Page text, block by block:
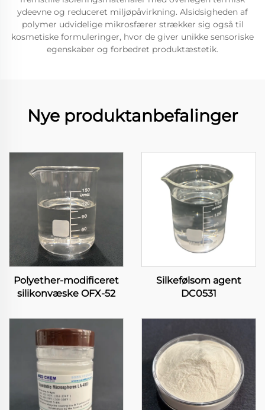
ydeevne og reduceret miljøpåvirkning. Alsidsigheden af
polymer udvidelige mikrosfærer strækker sig også til
kosmetiske formuleringer, hvor de giver unikke sensoriske
egenskaber og forbedret produktæstetik.
Nye produktanbefalinger
Polyether-modificeret
silikonvæske OFX-52
Silkefølsom agent
DC0531